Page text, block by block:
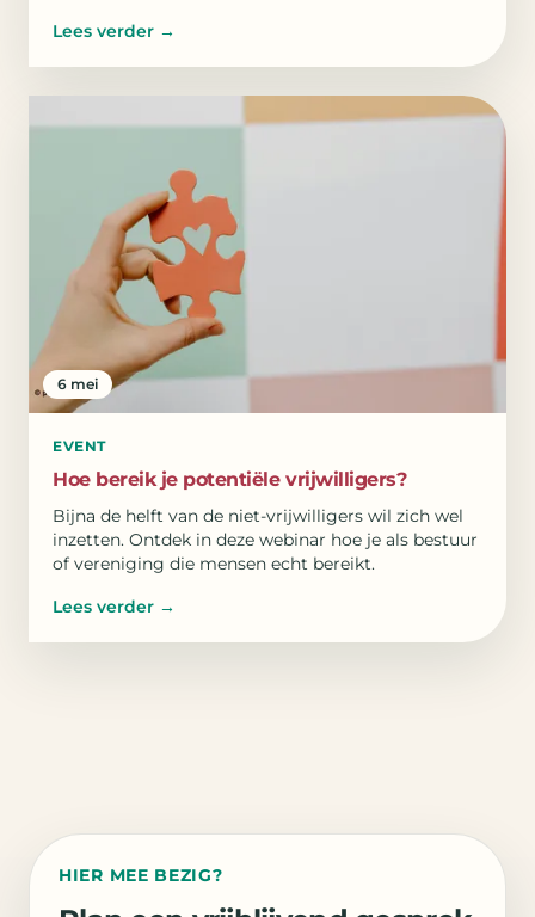
Lees verder →
6 mei
EVENT
Hoe bereik je potentiële vrijwilligers?
Bijna de helft van de niet-vrijwilligers wil zich wel
inzetten. Ontdek in deze webinar hoe je als bestuur
of vereniging die mensen echt bereikt.
Lees verder →
HIER MEE BEZIG?